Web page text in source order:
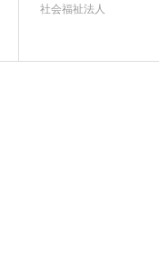
社会福祉法人